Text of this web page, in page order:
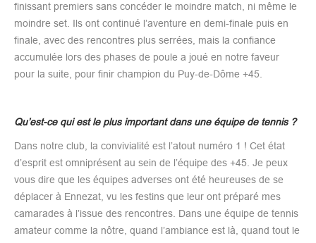
finissant premiers sans concéder le moindre match, ni même le
moindre set. Ils ont continué l’aventure en demi-finale puis en
finale, avec des rencontres plus serrées, mais la confiance
accumulée lors des phases de poule a joué en notre faveur
pour la suite, pour finir champion du Puy-de-Dôme +45.
Qu’est-ce qui est le plus important dans une équipe de tennis ?
Dans notre club, la convivialité est l’atout numéro 1 ! Cet état
d’esprit est omniprésent au sein de l’équipe des +45. Je peux
vous dire que les équipes adverses ont été heureuses de se
déplacer à Ennezat, vu les festins que leur ont préparé mes
camarades à l’issue des rencontres. Dans une équipe de tennis
amateur comme la nôtre, quand l’ambiance est là, quand tout le